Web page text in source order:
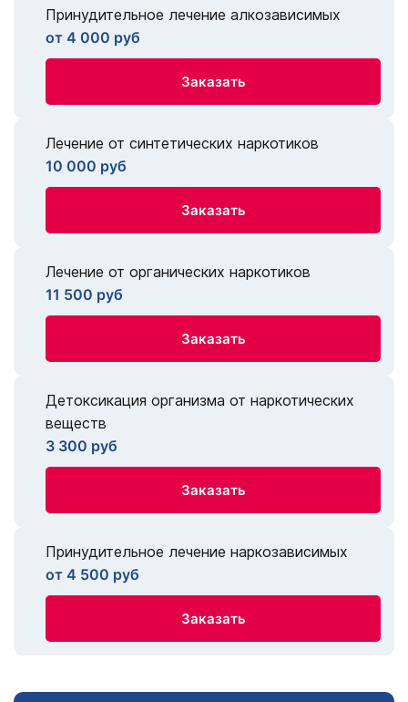
Принудительное лечение алкозависимых
от 4 000 руб
Заказать
Лечение от синтетических наркотиков
10 000 руб
Заказать
Лечение от органических наркотиков
11 500 руб
Заказать
Детоксикация организма от наркотических
веществ
3 300 руб
Заказать
Принудительное лечение наркозависимых
от 4 500 руб
Заказать